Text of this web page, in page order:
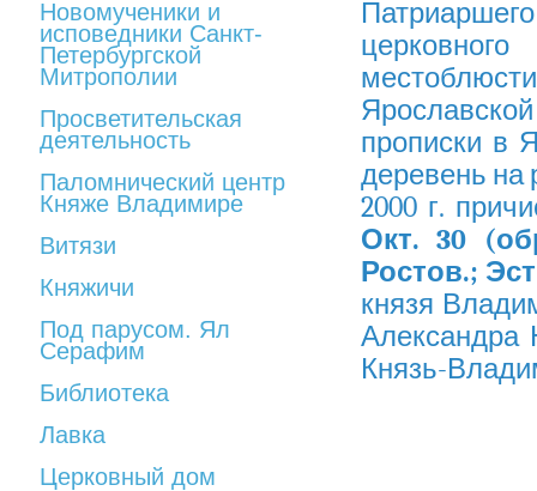
Новомученики и
исповедники Санкт-
Петербургской
Митрополии
Просветительская
деятельность
Паломнический центр
Княже Владимире
Витязи
Княжичи
Под парусом. Ял
Серафим
Библиотека
Лавка
Церковный дом
прописки в
деревень на
2000 г.
Окт. 30
Ростов.;
князя
Александра
Князь-